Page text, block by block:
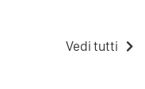
Vedi tutti